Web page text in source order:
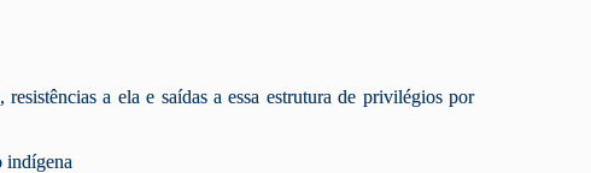
a ela e saídas a essa estrutura de privilégios por
indígena